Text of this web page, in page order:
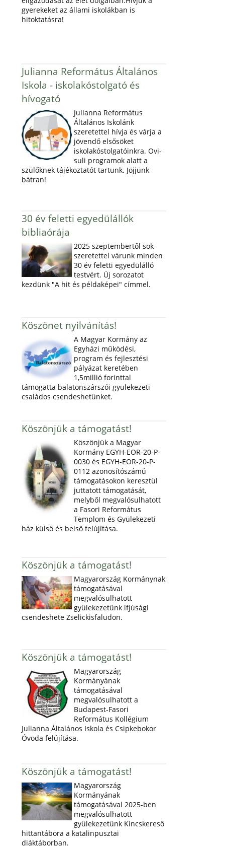
gyerekeket az állami iskolákban is
hitoktatásra!
Julianna Református Általános
Iskola - iskolakóstolgató és
hívogató
Julianna Református
Általános Iskolánk
szeretettel hívja és várja a
jövendő elsősöket
iskolakóstolgatóinkra. Ovi-
suli programok alatt a
szülőknek tájékoztatót tartunk. Jöjjünk
bátran!
30 év feletti egyedülállók
bibliaórája
2025 szeptembertől sok
szeretettel várunk minden
30 év feletti egyedülálló
testvért. Új sorozatot
kezdünk "A hit és példaképei" címmel.
Köszönet nyilvánítás!
A Magyar Kormány az
Egyházi működési,
program és fejlesztési
pályázat keretében
1,5millió forinttal
támogatta balatonszárszói gyülekezeti
családos csendeshetünket.
Köszönjük a támogatást!
Köszönjük a Magyar
Kormány EGYH-EOR-20-P-
0030 és EGYH-EOR-20-P-
0112 azonosítószámú
támogatásokon keresztül
juttatott támogatását,
melyből megvalósulhatott
a Fasori Református
Templom és Gyülekezeti
ház külső és belső felújítása.
Köszönjük a támogatást!
Magyarország Kormánynak
támogatásával
megvalósulhatott
gyülekezetünk ifjúsági
csendeshete Zselickisfaludon.
Köszönjük a támogatást!
Magyarország
Kormányának
támogatásával
megvalósulhatott a
Budapest-Fasori
Református Kollégium
Julianna Általános Iskola és Csipkebokor
Óvoda felújítása.
Köszönjük a támogatást!
Magyarország
Kormányának
támogatásával 2025-ben
megvalósulhatott
gyülekezetünk Kincskereső
hittantábora a katalinpusztai
diáktáborban.